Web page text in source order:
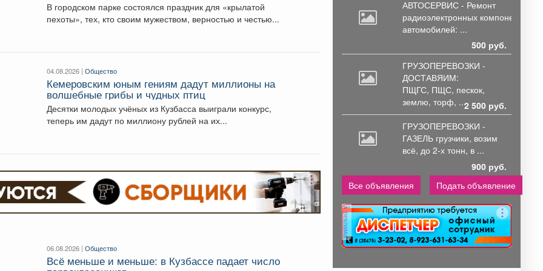
В городском парке состоялся праздник для «крылатой
пехоты», тех, кто своим мужеством, верностью и честью...
04.08.2026 |Общество
Кемеровским юным гениям дадут миллионы на
волшебные грибы и чудных птиц
Десятки молодых учёных из Кузбасса выиграли конкурс,
теперь им дадут по миллиону рублей на их...
06.08.2026 |Общество
Всё меньше и меньше: в Кузбассе падает число
АВТОСЕРВИС - Ремонт
радиоэлектронных компонентов
автомобилей: ...
500 руб.
ГРУЗОПЕРЕВОЗКИ -
ДОСТАВЯИМ:
ПЩГС, ПЩС, пескок,
землю, торф, ...2 500 руб.
ГРУЗОПЕРЕВОЗКИ -
ГАЗЕЛЬ грузчики, возим
всё, до 2-х тонн, в ...
900 руб.
Все объявления
Подать объявление
реклама